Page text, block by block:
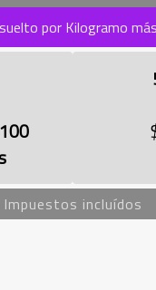
por Kilogramo
Impuestos incluídos